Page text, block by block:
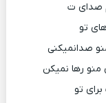
صدای ت
تو
صدانمیکنی
رها نمیکن
تو